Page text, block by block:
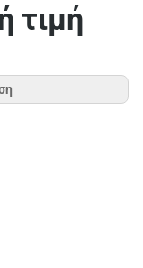
τιμή